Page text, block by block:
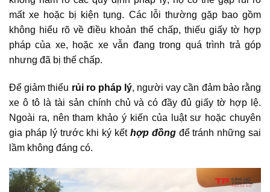
mất xe hoặc bị kiện tụng. Các lỗi thường gặp bao gồm
không hiểu rõ về điều khoản thế chấp, thiếu giấy tờ hợp
pháp của xe, hoặc xe vẫn đang trong quá trình trả góp
nhưng đã bị thế chấp.
Để giảm thiểu rủi ro pháp lý, người vay cần đảm bảo rằng
xe ô tô là tài sản chính chủ và có đầy đủ giấy tờ hợp lệ.
Ngoài ra, nên tham khảo ý kiến của luật sư hoặc chuyên
gia pháp lý trước khi ký kết hợp đồngđể tránh những sai
lầm không đáng có.